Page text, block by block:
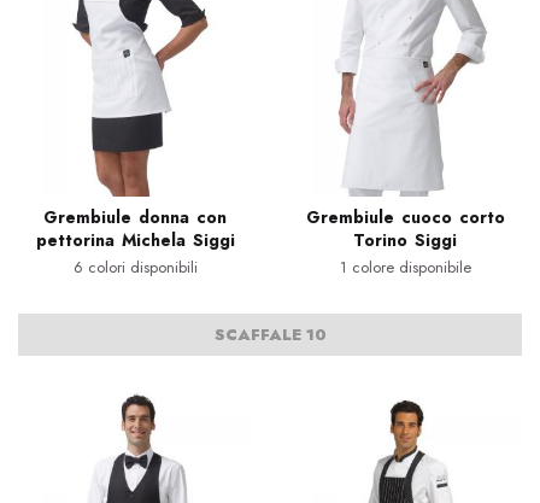
Grembiule donna con
pettorina Michela Siggi
6 colori disponibili
Grembiule cuoco corto
Torino Siggi
1 colore disponibile
SCAFFALE 10